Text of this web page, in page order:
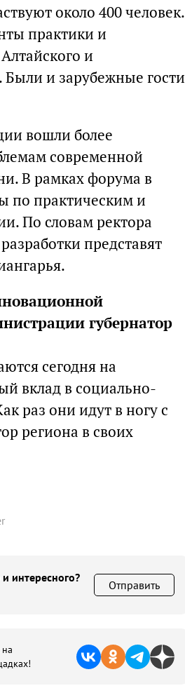
около 400 человек.
практики и
и
и зарубежные гости
вошли более
современной
В рамках форума в
по практическим и
По словам ректора
представят
губернатор
сегодня на
вклад в социально-
раз они идут в ногу с
региона в своих
интересного?
Отправить